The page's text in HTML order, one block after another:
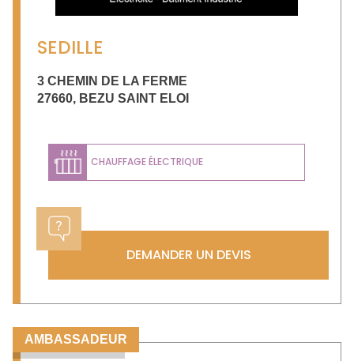
SEDILLE
3 CHEMIN DE LA FERME
27660, BEZU SAINT ELOI
CHAUFFAGE ÉLECTRIQUE
DEMANDER UN DEVIS
AMBASSADEUR